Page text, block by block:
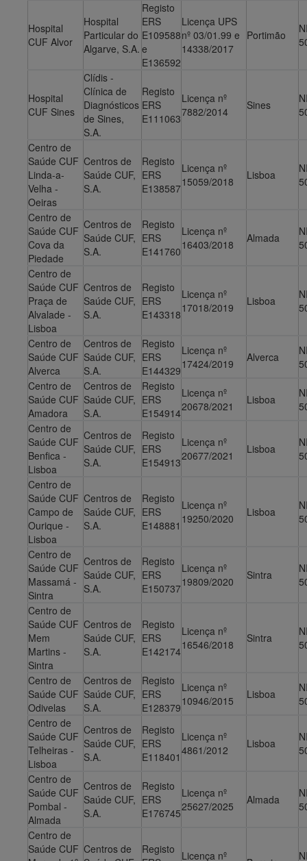
Hospital
CUF Alvor
Hospital
Particular do
Algarve, S.A.
Registo
ERS
E109588
e
E136592
Licença UPS
nº 03/01.99 e
14338/2017
Portimão
Hospital
CUF Sines
Clídis -
Clínica de
Diagnósticos
de Sines,
S.A.
Registo
ERS
E111063
Licença nº
7882/2014
Sines
Centro de
Saúde CUF
Linda-a-
Velha -
Oeiras
Centros de
Saúde CUF,
S.A.
Registo
ERS
E138587
Licença nº
15059/2018
Lisboa
Centro de
Saúde CUF
Cova da
Piedade
Centros de
Saúde CUF,
S.A.
Registo
ERS
E141760
Licença nº
16403/2018
Almada
Centro de
Saúde CUF ​
Praça de
Alvalade -
Lisboa
Centros de
Saúde CUF,
S.A.
Registo
ERS
E143318
Licença nº
17018/2019
Lisboa
Centro de
Saúde CUF
Alverca
Centros de
Saúde CUF,
S.A.
Registo
ERS
E144329
Licença nº
17424/2019
Alverca
Centro de
Saúde CUF
Amadora
Centros de
Saúde CUF,
S.A.
Registo
ERS
E154914
Licença nº
20678/2021
Lisboa
Centro de
Saúde CUF
Benfica -
Lisboa
Centros de
Saúde CUF,
S.A.
Registo
ERS
E154913
Licença nº
20677/2021
Lisboa
Centro de
Saúde CUF
Campo de
Ourique -
Lisboa
Centros de
Saúde CUF,
S.A.
Registo
ERS
E148881
Licença nº
19250/2020
Lisboa
Centro de
Saúde CUF
Massamá -
Sintra
Centros de
Saúde CUF,
S.A.
Registo
ERS
E150737
Licença nº
19809/2020
Sintra
Centro de
Saúde CUF
Mem
Martins -
Sintra
Centros de
Saúde CUF,
S.A.
Registo
ERS
E142174
Licença nº
16546/2018
Sintra
Centro de
Saúde CUF
Odivelas
Centros de
Saúde CUF,
S.A.
Registo
ERS
E128379
Licença nº
10946/2015
Lisboa
Centro de
Saúde CUF
Telheiras -
Lisboa
Centros de
Saúde CUF,
S.A.
Registo
ERS
E118401
Licença nº
4861/2012
Lisboa
Centro de
Saúde CUF ​
P​ombal -
Almada
Centros de
Saúde CUF,
S.A.
Registo
ERS
E176745
Licença nº
25627/2025
Almada
Centro de
Saúde CUF Centros de
Registo Licença nº